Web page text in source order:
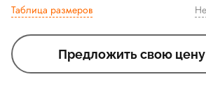
Таблица размеров
Предложить свою цену